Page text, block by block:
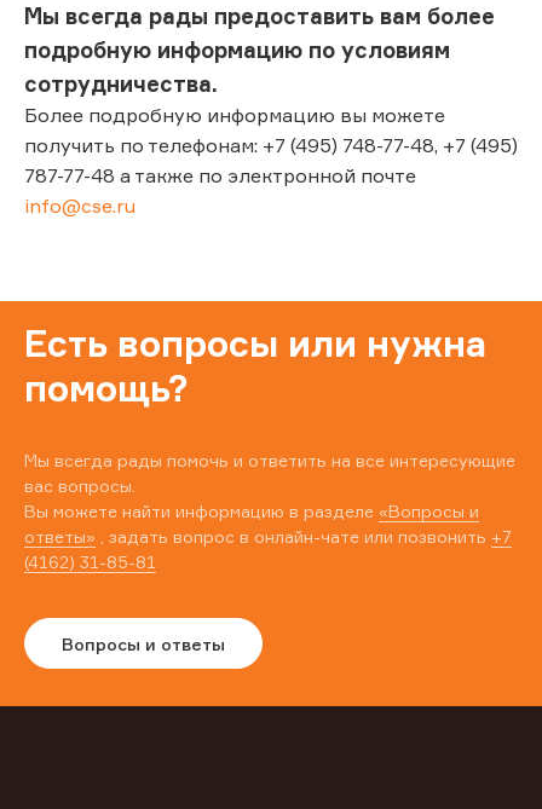
Мы всегда рады предоставить вам более
подробную информацию по условиям
сотрудничества.
Более подробную информацию вы можете
получить по телефонам: +7 (495) 748-77-48, +7 (495)
787-77-48 а также по электронной почте
info@cse.ru
Есть вопросы или нужна
помощь?
Мы всегда рады помочь и ответить на все интересующие
вас вопросы.
Вы можете найти информацию в разделе «Вопросы и
ответы» , задать вопрос в онлайн-чате или позвонить +7
(4162) 31-85-81
Вопросы и ответы